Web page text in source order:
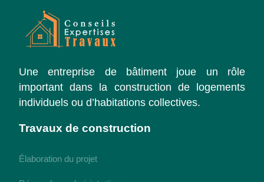
Une entreprise de bâtiment joue un rôle
important dans la construction de logements
individuels ou d’habitations collectives.
Travaux de construction
Élaboration du projet